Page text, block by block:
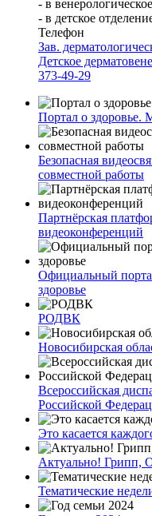
- в
- в детское
Телефон
Зав.
Детское
373-49-29
Портал о здоровье.
Безопасная
совместной работы
Партнёрская
видеоконференций
Официальный
здоровье
РОДВК
Новосибирская
Всероссийская
Российской
Это касается
Актуально! Грипп,
Тематические